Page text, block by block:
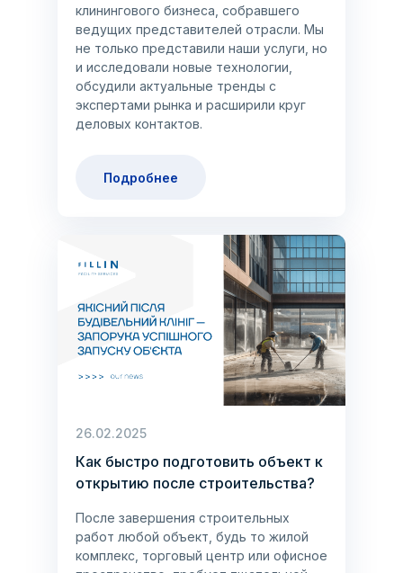
клинингового бизнеса, собравшего
ведущих представителей отрасли. Мы
не только представили наши услуги, но
и исследовали новые технологии,
обсудили актуальные тренды с
экспертами рынка и расширили круг
деловых контактов.
Подробнее
26.02.2025
Как быстро подготовить объект к
открытию после строительства?
После завершения строительных
работ любой объект, будь то жилой
комплекс, торговый центр или офисное